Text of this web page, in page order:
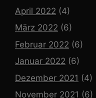
April 2022 (4)
März 2022 (6)
Februar 2022 (6)
Januar 2022 (6)
Dezember 2021 (4)
November 2021 (6)